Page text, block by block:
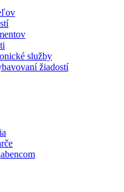
služby
žiadostí